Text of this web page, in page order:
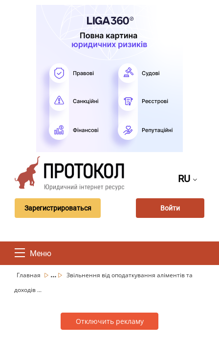
RU
Зарегистрироваться Войти
Меню
Главная ...
Звільнення від оподаткування аліментів та
доходів ...
Отключить рекламу